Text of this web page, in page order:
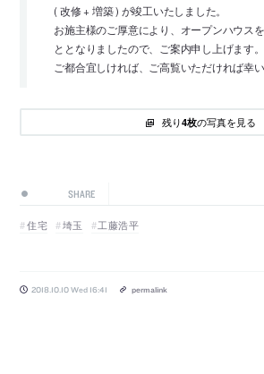
( 改修 + 増築 ) が竣工いたしました。
お施主様のご厚意により、オープンハウス
ととなりましたので、ご案内申し上げます。
ご都合宜しければ、ご高覧いただければ幸い
残り4枚の写真を見る
SHARE
住宅 埼玉 工藤浩平
2018.10.10 Wed 16:41 permalink